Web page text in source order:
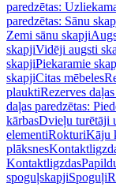
paredzētas:
paredzētas: Sānu
Zemi sānu skapji
skapjiVidēji augsti
skapjiPiekaramie
skapjiCitas mēbeles
plauktiRezerves
daļas paredzētas:
kārbasDvieļu turētāji
elementiRokturiKāju
plāksnes
Kontaktligzdas
spoguļskapjiSpoguļi